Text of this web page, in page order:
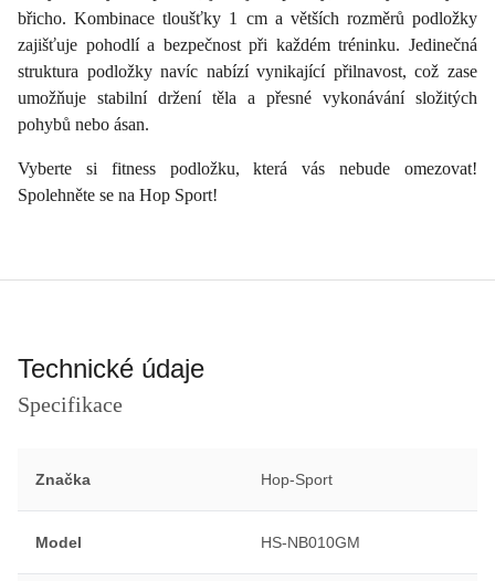
břicho. Kombinace tloušťky 1 cm a větších rozměrů podložky
zajišťuje pohodlí a bezpečnost při každém tréninku. Jedinečná
struktura podložky navíc nabízí vynikající přilnavost, což zase
umožňuje stabilní držení těla a přesné vykonávání složitých
pohybů nebo ásan.
Vyberte si fitness podložku, která vás nebude omezovat!
Spolehněte se na Hop Sport!
Technické údaje
Specifikace
Značka Hop-Sport
Model HS-NB010GM